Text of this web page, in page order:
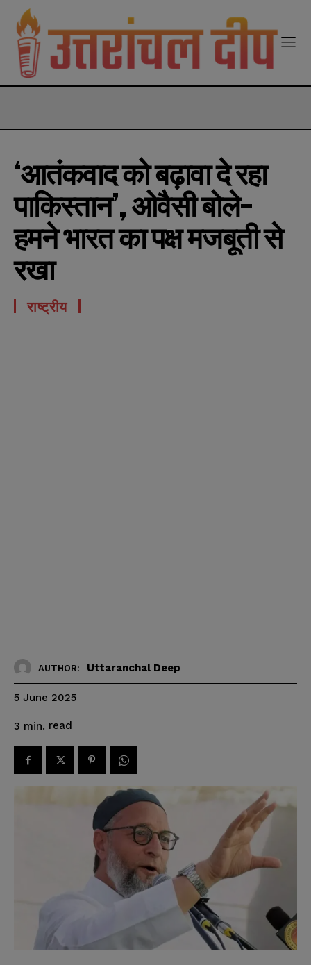
‘आतंकवाद को बढ़ावा दे रहा
पाकिस्तान’, ओवैसी बोले-
हमने भारत का पक्ष मजबूती से
रखा
राष्ट्रीय
AUTHOR: Uttaranchal Deep
5 June 2025
3 min. read